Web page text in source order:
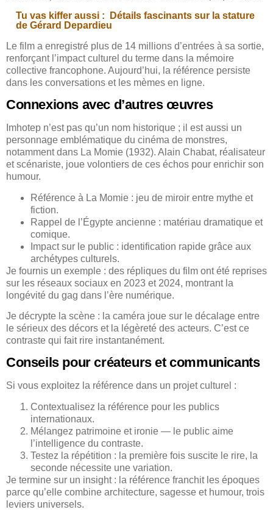
Tu vas kiffer aussi :
Détails fascinants sur la stature
de Gérard Depardieu
Le film a enregistré plus de 14 millions d’entrées à sa sortie,
renforçant l’impact culturel du terme dans la mémoire
collective francophone. Aujourd’hui, la référence persiste
dans les conversations et les mèmes en ligne.
Connexions avec d’autres œuvres
Imhotep n’est pas qu’un nom historique ; il est aussi un
personnage emblématique du cinéma de monstres,
notamment dans La Momie (1932). Alain Chabat, réalisateur
et scénariste, joue volontiers de ces échos pour enrichir son
humour.
Référence à La Momie : jeu de miroir entre mythe et
fiction.
Rappel de l’Égypte ancienne : matériau dramatique et
comique.
Impact sur le public : identification rapide grâce aux
archétypes culturels.
Je fournis un exemple : des répliques du film ont été reprises
sur les réseaux sociaux en 2023 et 2024, montrant la
longévité du gag dans l’ère numérique.
Je décrypte la scène : la caméra joue sur le décalage entre
le sérieux des décors et la légèreté des acteurs. C’est ce
contraste qui fait rire instantanément.
Conseils pour créateurs et communicants
Si vous exploitez la référence dans un projet culturel :
Contextualisez la référence pour les publics
internationaux.
Mélangez patrimoine et ironie — le public aime
l’intelligence du contraste.
Testez la répétition : la première fois suscite le rire, la
seconde nécessite une variation.
Je termine sur un insight : la référence franchit les époques
parce qu’elle combine architecture, sagesse et humour, trois
leviers universels.